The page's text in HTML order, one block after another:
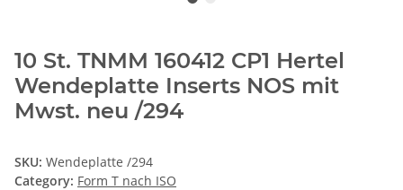
10 St. TNMM 160412 CP1 Hertel
Wendeplatte Inserts NOS mit
Mwst. neu /294
SKU: Wendeplatte /294
Category: Form T nach ISO